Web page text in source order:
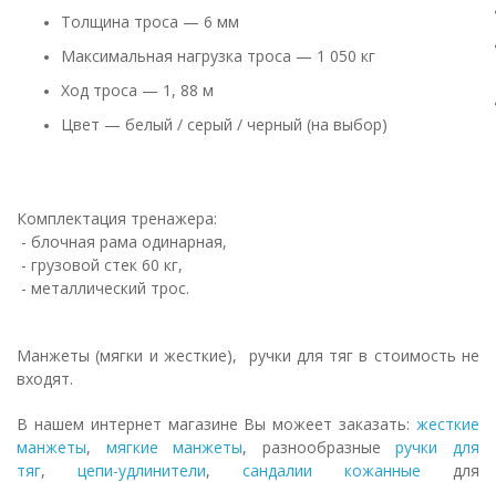
Толщина троса — 6 мм
Максимальная нагрузка троса — 1 050 кг
Ход троса — 1, 88 м
Цвет — белый / серый / черный (на выбор)
Комплектация тренажера:
- блочная рама одинарная,
- грузовой стек 60 кг,
- металлический трос.
Манжеты (мягки и жесткие), ручки для тяг в стоимость не
входят.
В нашем интернет магазине Вы можеет заказать: жесткие
манжеты, мягкие манжеты, разнообразныеручки для
тяг, цепи-удлинители, сандалии кожанные для